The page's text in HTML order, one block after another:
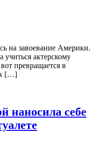
на завоевание Америки.
учиться актерскому
превращается в
[…]
наносила себе